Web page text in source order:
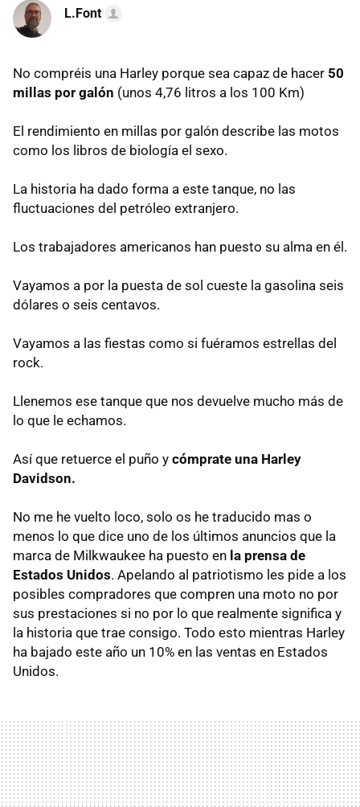
L.Font
No compréis una Harley porque sea capaz de hacer 50
millas por galón (unos 4,76 litros a los 100 Km)
El rendimiento en millas por galón describe las motos
como los libros de biología el sexo.
La historia ha dado forma a este tanque, no las
fluctuaciones del petróleo extranjero.
Los trabajadores americanos han puesto su alma en él.
Vayamos a por la puesta de sol cueste la gasolina seis
dólares o seis centavos.
Vayamos a las fiestas como si fuéramos estrellas del
rock.
Llenemos ese tanque que nos devuelve mucho más de
lo que le echamos.
Así que retuerce el puño y cómprate una Harley
Davidson.
No me he vuelto loco, solo os he traducido mas o
menos lo que dice uno de los últimos anuncios que la
marca de Milkwaukee ha puesto en la prensa de
Estados Unidos. Apelando al patriotismo les pide a los
posibles compradores que compren una moto no por
sus prestaciones si no por lo que realmente significa y
la historia que trae consigo. Todo esto mientras Harley
ha bajado este año un 10% en las ventas en Estados
Unidos.